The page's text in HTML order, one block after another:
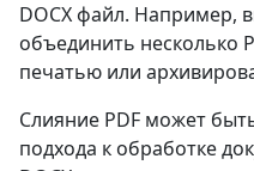
DOCX файл. Например,
объединить несколько
печатью или
Слияние PDF может
подхода к обработке